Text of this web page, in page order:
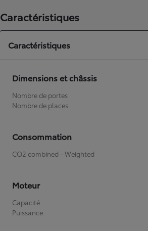
Caractéristiques
Caractéristiques
Dimensions et châssis
Nombre de portes
Nombre de places
Consommation
CO2 combined - Weighted
Moteur
Capacité
Puissance